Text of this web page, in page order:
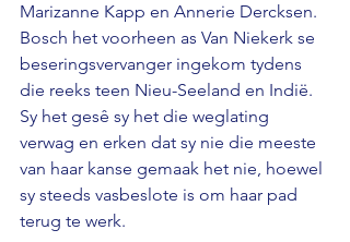
Marizanne Kapp en Annerie Dercksen.
Bosch het voorheen as Van Niekerk se
beseringsvervanger ingekom tydens
die reeks teen Nieu-Seeland en Indië.
Sy het gesê sy het die weglating
verwag en erken dat sy nie die meeste
van haar kanse gemaak het nie, hoewel
sy steeds vasbeslote is om haar pad
terug te werk.